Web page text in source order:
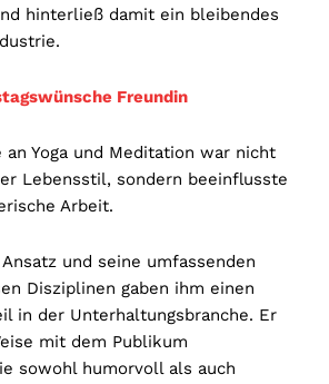
hinterließ damit ein bleibendes
Freundin
an Yoga und Meditation war nicht
Lebensstil, sondern beeinflusste
Arbeit.
und seine umfassenden
Disziplinen gaben ihm einen
in der Unterhaltungsbranche. Er
mit dem Publikum
sowohl humorvoll als auch